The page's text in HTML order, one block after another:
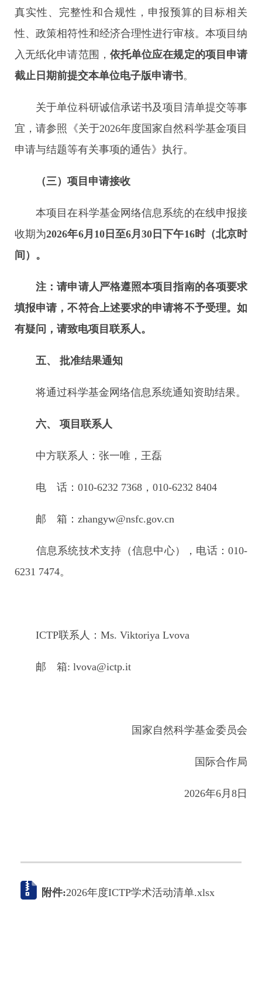
真实性、完整性和合规性，申报预算的目标相关
性、政策相符性和经济合理性进行审核。本项目纳
入无纸化申请范围， 依托单位应在规定的项目申请
截止日期前提交本单位电子版申请书。
关于单位科研诚信承诺书及项目清单提交等事
宜，请参照《关于2026年度国家自然科学基金项目
申请与结题等有关事项的通告》执行。
（三）项目申请接收
本项目在科学基金网络信息系统的在线申报接
收期为2026年6月 10日至6月30 日下午16时（北京时
间）。
注：请申请人严格遵照本项目指南的各项要求
填报申请，不符合上述要求的申请将不予受理。如
有疑问，请致电项目联系人。
五、 批准结果通知
将通过科学基金网络信息系统通知资助结果。
六、 项目联系人
中方联系人：张一唯，王磊
电 话：010-6232 7368，010-6232 8404
邮 箱：zhangyw@nsfc.gov.cn
信息系统技术支持（信息中心），电话：010-
6231 7474。
ICTP联系人：Ms. Viktoriya Lvova
邮 箱: lvova@ictp.it
国家自然科学基金委员会
国际合作局
2026年6月8日
附件:2026年度ICTP学术活动清单.xlsx